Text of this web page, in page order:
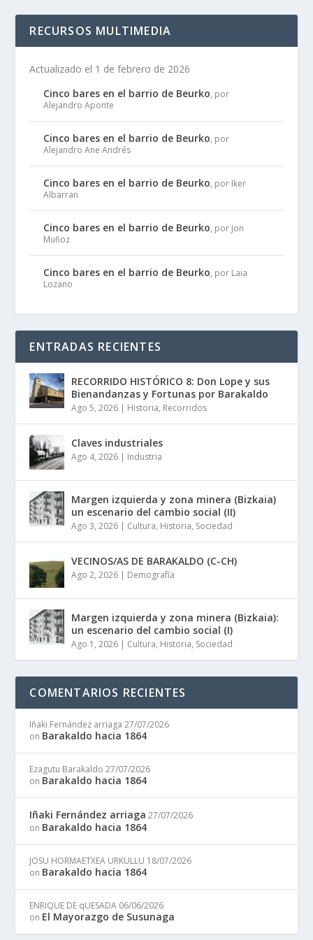
RECURSOS MULTIMEDIA
Actualizado el 1 de febrero de 2026
Cinco bares en el barrio de Beurko, por
Alejandro Aponte
Cinco bares en el barrio de Beurko, por
Alejandro Ane Andrés
Cinco bares en el barrio de Beurko, por Iker
Albarran
Cinco bares en el barrio de Beurko, por Jon
Muñoz
Cinco bares en el barrio de Beurko, por Laia
Lozano
ENTRADAS RECIENTES
RECORRIDO HISTÓRICO 8: Don Lope y sus
Bienandanzas y Fortunas por Barakaldo
Ago 5, 2026 | Historia, Recorridos
Claves industriales
Ago 4, 2026 | Industria
Margen izquierda y zona minera (Bizkaia)
un escenario del cambio social (II)
Ago 3, 2026 | Cultura, Historia, Sociedad
VECINOS/AS DE BARAKALDO (C-CH)
Ago 2, 2026 | Demografía
Margen izquierda y zona minera (Bizkaia):
un escenario del cambio social (I)
Ago 1, 2026 | Cultura, Historia, Sociedad
COMENTARIOS RECIENTES
Iñaki Fernández arriaga 27/07/2026
on Barakaldo hacia 1864
Ezagutu Barakaldo 27/07/2026
on Barakaldo hacia 1864
Iñaki Fernández arriaga 27/07/2026
on Barakaldo hacia 1864
JOSU HORMAETXEA URKULLU 18/07/2026
on Barakaldo hacia 1864
ENRIQUE DE qUESADA 06/06/2026
on El Mayorazgo de Susunaga